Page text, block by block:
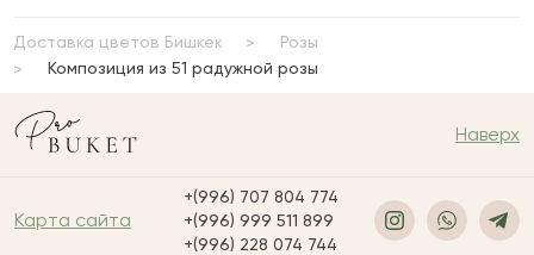
Доставка цветов Бишкек
Розы
Композиция из 51 радужной розы
Наверх
Карта сайта
+(996) 707 804 774
+(996) 999 511 899
+(996) 228 074 744